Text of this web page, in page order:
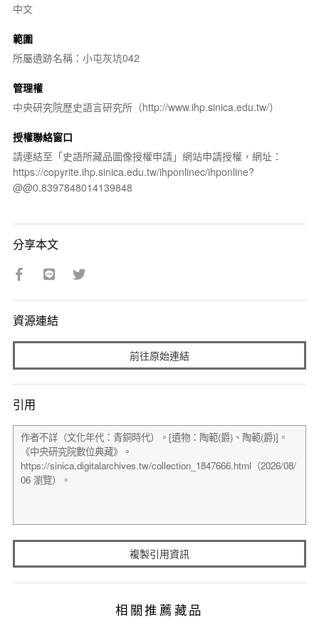
中文
範圍
所屬遺跡名稱：小屯灰坑042
管理權
中央研究院歷史語言研究所（http://www.ihp.sinica.edu.tw/）
授權聯絡窗口
請連結至「史語所藏品圖像授權申請」網站申請授權，網址：
https://copyrite.ihp.sinica.edu.tw/ihponlinec/ihponline?
@@0.8397848014139848
分享本文
資源連結
前往原始連結
引用
複製引用資訊
相關推薦藏品